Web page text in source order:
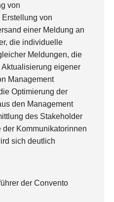
von
von
einer Meldung an
die individuelle
Meldungen, die
eigener
Management
Optimierung der
den Management
des Stakeholder
Kommunikatorinnen
sich deutlich
der Convento